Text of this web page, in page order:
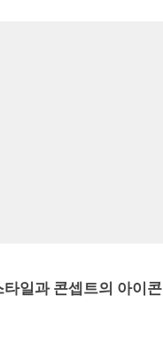
타일과 콘셉트의 아이콘